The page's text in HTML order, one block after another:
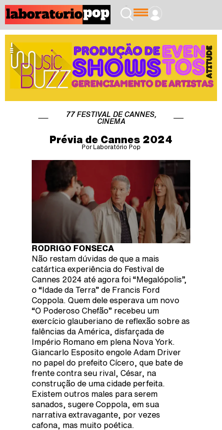
77 FESTIVAL DE CANNES,
CINEMA
Prévia de Cannes 2024
Por Laboratório Pop
RODRIGO FONSECA
Não restam dúvidas de que a mais
catártica experiência do Festival de
Cannes 2024 até agora foi “Megalópolis”,
o “Idade da Terra” de Francis Ford
Coppola. Quem dele esperava um novo
“O Poderoso Chefão” recebeu um
exercício glauberiano de reflexão sobre as
falências da América, disfarçada de
Império Romano em plena Nova York.
Giancarlo Esposito engole Adam Driver
no papel do prefeito Cícero, que bate de
frente contra seu rival, César, na
construção de uma cidade perfeita.
Existem outros males para serem
sanados, sugere Coppola, em sua
narrativa extravagante, por vezes
cafona, mas muito poética.